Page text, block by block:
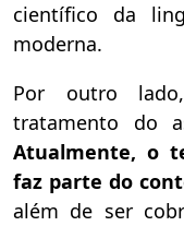
científico da
moderna.
Por outro
tratamento do
Atualmente, o
faz parte do
além de ser